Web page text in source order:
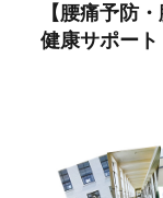
【腰痛予防
健康サポー
e レギュラ